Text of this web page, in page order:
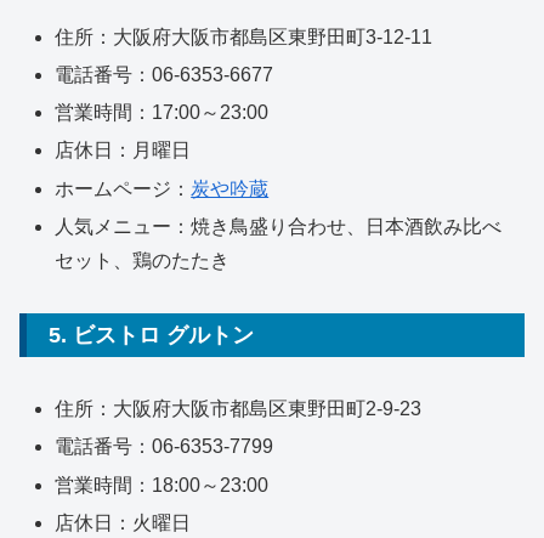
住所：大阪府大阪市都島区東野田町3-12-11
電話番号：06-6353-6677
営業時間：17:00～23:00
店休日：月曜日
ホームページ： 炭や吟蔵
人気メニュー：焼き鳥盛り合わせ、日本酒飲み比べ
セット、鶏のたたき
5. ビストロ グルトン
住所：大阪府大阪市都島区東野田町2-9-23
電話番号：06-6353-7799
営業時間：18:00～23:00
店休日：火曜日